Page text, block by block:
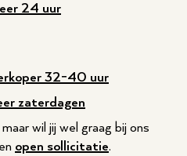
24 uur
32-40 uur
zaterdagen
wil jij wel graag bij ons
open sollicitatie.